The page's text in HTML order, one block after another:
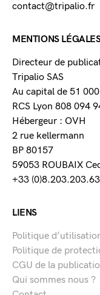
contact@tripalio.fr
MENTIONS
Directeur de
Tripalio SAS
Au capital de 51
RCS Lyon 808 094
Hébergeur : OVH
2 rue kellermann
BP 80157
59053 ROUBAIX
+33 (0)8.203.203.63
LIENS
Politique
Politique de
CGU de la
Qui sommes nous ?